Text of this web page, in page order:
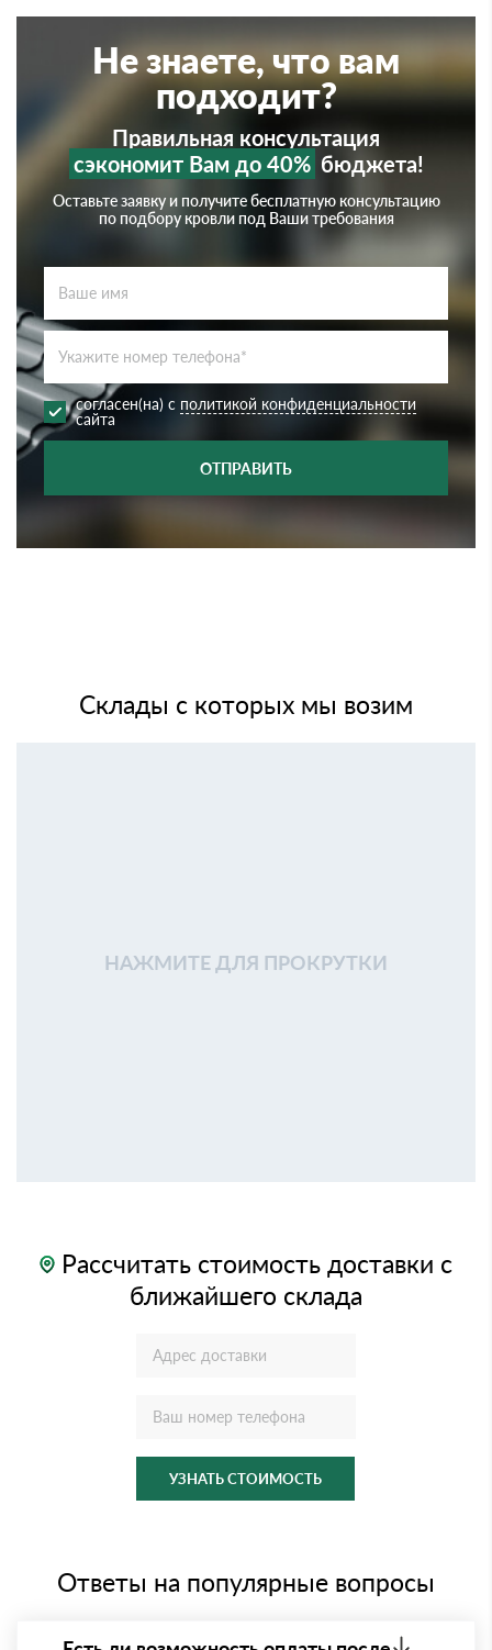
Не знаете, что вам
подходит?
Правильная консультация
сэкономит Вам до 40% бюджета!
Оставьте заявку и получите бесплатную консультацию
по подбору кровли под Ваши требования
согласен(на) с политикой конфиденциальности
сайта
ОТПРАВИТЬ
Склады с которых мы возим
НАЖМИТЕ ДЛЯ ПРОКРУТКИ
Рассчитать стоимость доставки с
ближайшего склада
УЗНАТЬ СТОИМОСТЬ
Ответы на популярные вопросы